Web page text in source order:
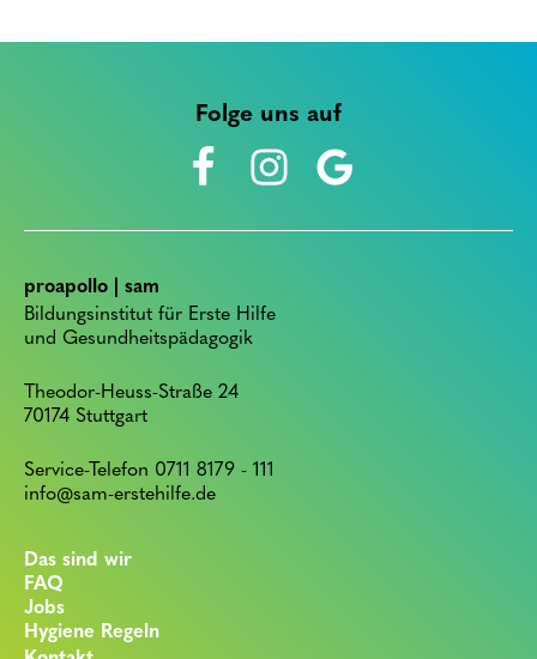
Folge uns auf
proapollo | sam
Bildungsinstitut für Erste Hilfe
und Gesundheitspädagogik
Theodor-Heuss-Straße 24
70174 Stuttgart
Service-Telefon 0711 8179 - 111
info@sam-erstehilfe.de
Das sind wir
FAQ
Jobs
Hygiene Regeln